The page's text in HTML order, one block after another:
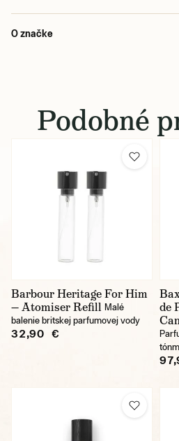
O značke
Podobné
Barbour Heritage For Him
— Atomiser Refill Malé
balenie britskej parfumovej vody
32,90 €
de